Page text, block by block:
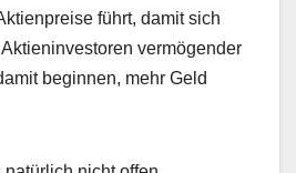
führt, damit sich
vermögender
beginnen, mehr Geld